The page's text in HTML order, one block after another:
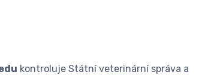
kontroluje Státní veterinární správa a